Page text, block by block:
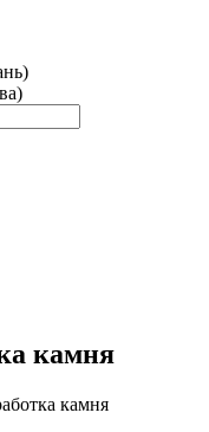
камня
камня